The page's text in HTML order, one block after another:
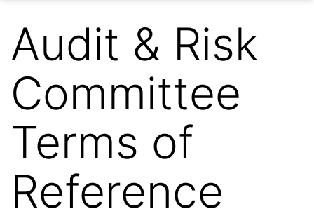
Audit & Risk
Committee
Terms of
Reference